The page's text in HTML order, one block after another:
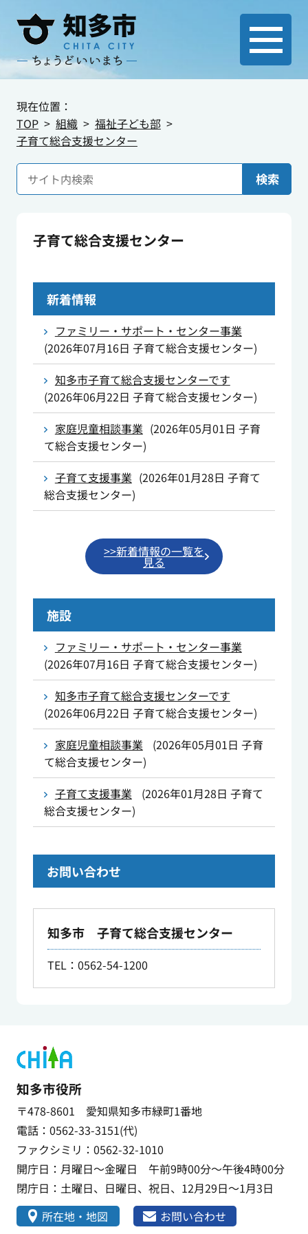
現在位置：
TOP
組織
福祉子ども部
子育て総合支援センター
検索
子育て総合支援センター
新着情報
ファミリー・サポート・センター事業
(2026年07月16日 子育て総合支援センター)
知多市子育て総合支援センターです
(2026年06月22日 子育て総合支援センター)
家庭児童相談事業 (2026年05月01日 子育
て総合支援センター)
子育て支援事業 (2026年01月28日 子育て
総合支援センター)
>>新着情報の一覧を
見る
施設
ファミリー・サポート・センター事業
(2026年07月16日 子育て総合支援センター)
知多市子育て総合支援センターです
(2026年06月22日 子育て総合支援センター)
家庭児童相談事業
(2026年05月01日 子育
て総合支援センター)
子育て支援事業
(2026年01月28日 子育て
総合支援センター)
お問い合わせ
知多市 子育て総合支援センター
TEL：0562-54-1200
知多市役所
〒478-8601 愛知県知多市緑町1番地
電話：0562-33-3151(代)
ファクシミリ：0562-32-1010
開庁日：月曜日～金曜日 午前9時00分～午後4時00分
閉庁日：土曜日、日曜日、祝日、12月29日～1月3日
所在地・地図
お問い合わせ